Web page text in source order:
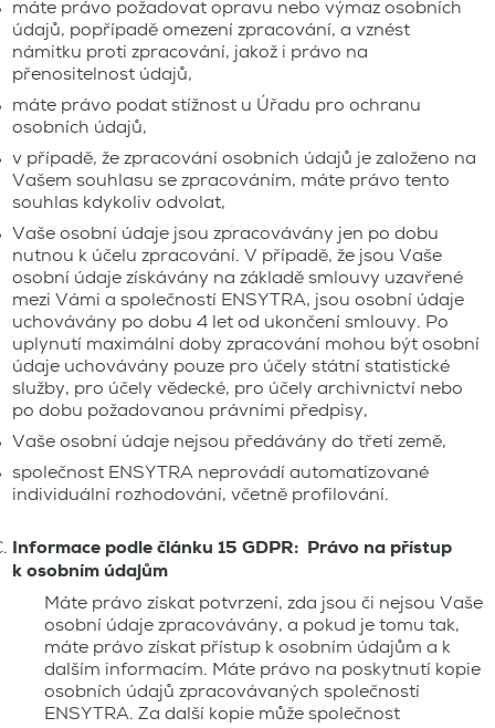
máte právo požadovat opravu nebo výmaz osobních
údajů, popřípadě omezení zpracování, a vznést
námitku proti zpracování, jakož i právo na
přenositelnost údajů,
máte právo podat stížnost u Úřadu pro ochranu
osobních údajů,
v případě, že zpracování osobních údajů je založeno na
Vašem souhlasu se zpracováním, máte právo tento
souhlas kdykoliv odvolat,
Vaše osobní údaje jsou zpracovávány jen po dobu
nutnou k účelu zpracování. V případě, že jsou Vaše
osobní údaje získávány na základě smlouvy uzavřené
mezi Vámi a společností ENSYTRA, jsou osobní údaje
uchovávány po dobu 4 let od ukončení smlouvy. Po
uplynutí maximální doby zpracování mohou být osobní
údaje uchovávány pouze pro účely státní statistické
služby, pro účely vědecké, pro účely archivnictví nebo
po dobu požadovanou právními předpisy,
Vaše osobní údaje nejsou předávány do třetí země,
společnost ENSYTRA neprovádí automatizované
individuální rozhodování, včetně profilování.
Informace podle článku 15 GDPR: Právo na přístup
k osobním údajům
Máte právo získat potvrzení, zda jsou či nejsou Vaše
osobní údaje zpracovávány, a pokud je tomu tak,
máte právo získat přístup k osobním údajům a k
dalším informacím. Máte právo na poskytnutí kopie
osobních údajů zpracovávaných společností
ENSYTRA. Za další kopie může společnost